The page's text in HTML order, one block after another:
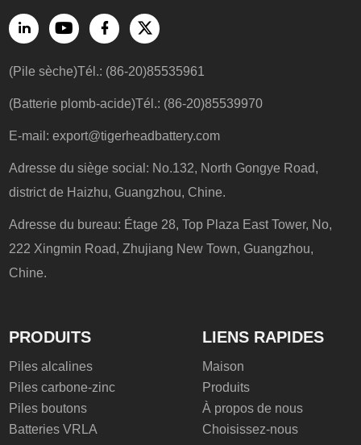
(Pile sèche)Tél.: (86-20)85535961
(Batterie plomb-acide)Tél.: (86-20)85539970
E-mail:export@tigerheadbattery.com
Adresse du siège social: No.132, North Gongye Road,
district de Haizhu, Guangzhou, Chine.
Adresse du bureau: Étage 28, Top Plaza East Tower, No,
222 Xingmin Road, Zhujiang New Town, Guangzhou,
Chine.
PRODUITS
Piles alcalines
Piles carbone-zinc
Piles boutons
Batteries VRLA
LIENS RAPIDES
Maison
Produits
À propos de nous
Choisissez-nous